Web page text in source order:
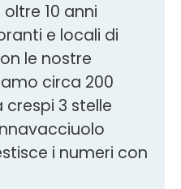
10 anni
e locali di
le nostre
circa 200
crespi 3 stelle
i numeri con